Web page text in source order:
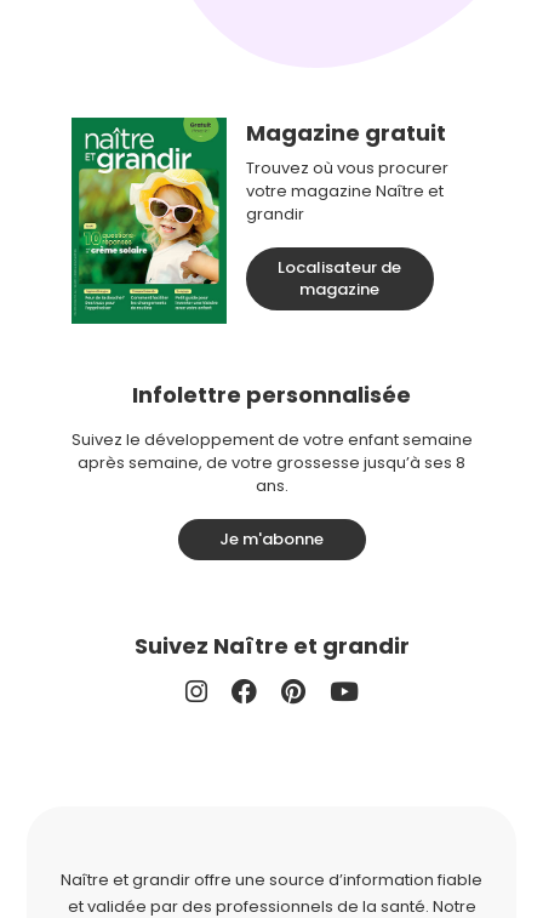
Magazine gratuit
Trouvez où vous procurer
votre magazine Naître et
grandir
Localisateur de
magazine
Infolettre personnalisée
Suivez le développement de votre enfant semaine
après semaine, de votre grossesse jusqu’à ses 8
ans.
Je m'abonne
Suivez Naître et grandir
Naître et grandir offre une source d’information fiable
et validée par des professionnels de la santé. Notre